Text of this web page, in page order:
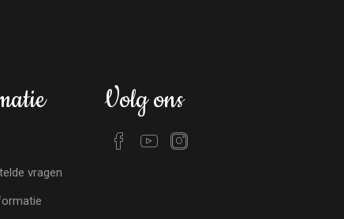
vragen
Volg ons